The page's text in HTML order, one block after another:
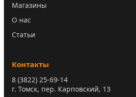
Магазины
О нас
Статьи
Контакты
8 (3822) 25-69-14
г. Томск, пер. Карповский, 13